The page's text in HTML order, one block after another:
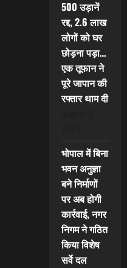
500 उड़ानें
रद्द, 2.6 लाख
लोगों को घर
छोड़ना पड़ा…
एक तूफान ने
पूरे जापान की
रफ्तार थाम दी
भोपाल में बिना
भवन अनुज्ञा
बने निर्माणों
पर अब होगी
कार्रवाई, नगर
निगम ने गठित
किया विशेष
सर्वे दल